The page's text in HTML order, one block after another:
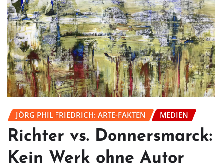
JÖRG PHIL FRIEDRICH: ARTE-FAKTEN MEDIEN
Richter vs. Donnersmarck:
Kein Werk ohne Autor